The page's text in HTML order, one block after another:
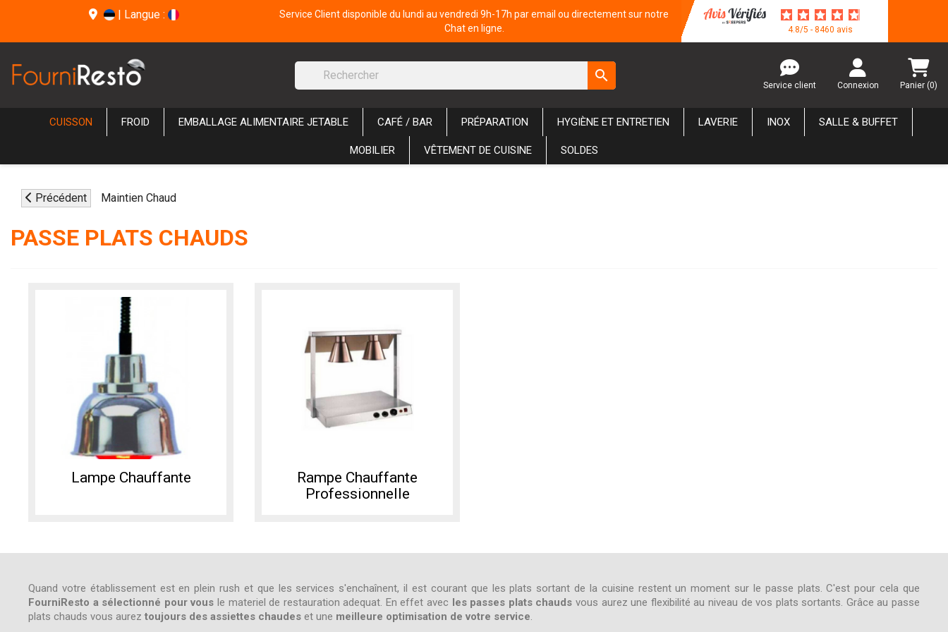
| Langue :
Service Client disponible du lundi au vendredi 9h-17h par email ou directement sur notre
Chat en ligne.
4.8/5 - 8460 avis
search
Service client Connexion Panier (0)
CUISSON FROID EMBALLAGE ALIMENTAIRE JETABLE CAFÉ / BAR PRÉPARATION HYGIÈNE ET ENTRETIEN LAVERIE INOX SALLE & BUFFET
MOBILIER VÊTEMENT DE CUISINE SOLDES
Précédent Maintien Chaud
PASSE PLATS CHAUDS
Lampe Chauffante
Rampe Chauffante
Professionnelle
Quand votre établissement est en plein rush et que les services s'enchaînent, il est courant que les plats sortant de la cuisine restent un moment sur le passe plats. C'est pour cela que
FourniResto a sélectionné pour vous le materiel de restauration adequat. En effet avec les passes plats chauds vous aurez une flexibilité au niveau de vos plats sortants. Grâce au passe
plats chauds vous aurez toujours des assiettes chaudes et une meilleure optimisation de votre service.